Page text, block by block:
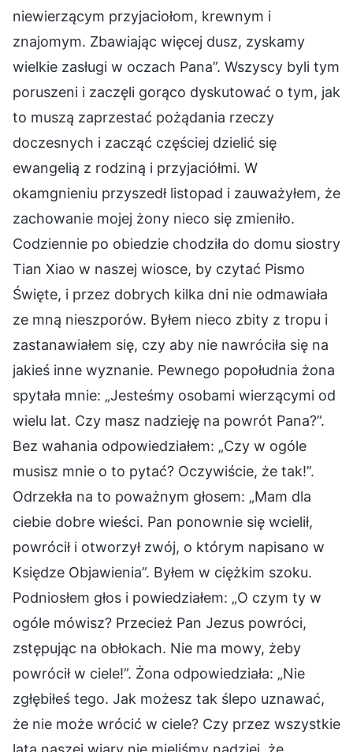
niewierzącym przyjaciołom, krewnym i
znajomym. Zbawiając więcej dusz, zyskamy
wielkie zasługi w oczach Pana”. Wszyscy byli tym
poruszeni i zaczęli gorąco dyskutować o tym, jak
to muszą zaprzestać pożądania rzeczy
doczesnych i zacząć częściej dzielić się
ewangelią z rodziną i przyjaciółmi. W
okamgnieniu przyszedł listopad i zauważyłem, że
zachowanie mojej żony nieco się zmieniło.
Codziennie po obiedzie chodziła do domu siostry
Tian Xiao w naszej wiosce, by czytać Pismo
Święte, i przez dobrych kilka dni nie odmawiała
ze mną nieszporów. Byłem nieco zbity z tropu i
zastanawiałem się, czy aby nie nawróciła się na
jakieś inne wyznanie. Pewnego popołudnia żona
spytała mnie: „Jesteśmy osobami wierzącymi od
wielu lat. Czy masz nadzieję na powrót Pana?”.
Bez wahania odpowiedziałem: „Czy w ogóle
musisz mnie o to pytać? Oczywiście, że tak!”.
Odrzekła na to poważnym głosem: „Mam dla
ciebie dobre wieści. Pan ponownie się wcielił,
powrócił i otworzył zwój, o którym napisano w
Księdze Objawienia”. Byłem w ciężkim szoku.
Podniosłem głos i powiedziałem: „O czym ty w
ogóle mówisz? Przecież Pan Jezus powróci,
zstępując na obłokach. Nie ma mowy, żeby
powrócił w ciele!”. Żona odpowiedziała: „Nie
zgłębiłeś tego. Jak możesz tak ślepo uznawać,
że nie może wrócić w ciele? Czy przez wszystkie